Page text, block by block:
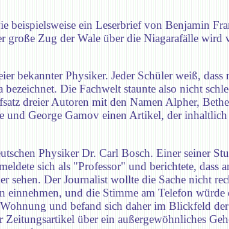
beispielsweise ein Leserbrief von Benjamin
Zug der Wale über die Niagarafälle wird
bekannter Physiker. Jeder Schüler weiß,
bezeichnet. Die Fachwelt staunte also nicht
dreier Autoren mit den Namen Alpher,
und George Gamov einen Artikel, der
Physiker Dr. Carl Bosch. Einer seiner
sich als "Professor" und berichtete,
sehen. Der Journalist wollte die Sache nicht
einnehmen, und die Stimme am Telefon
und befand sich daher im Blickfeld
Zeitungsartikel über ein außergewöhnliches